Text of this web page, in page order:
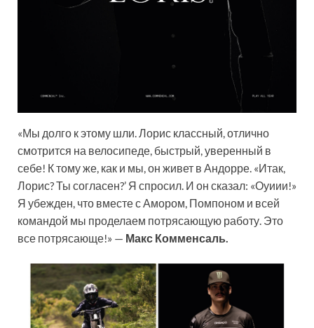
«Мы долго к этому шли. Лорис классный, отлично
смотрится на велосипеде, быстрый, уверенный в
себе! К тому же, как и мы, он живет в Андорре. «Итак,
Лорис? Ты согласен?’ Я спросил. И он сказал: «Оуиии!»
Я убежден, что вместе с Амором, Помпоном и всей
командой мы проделаем потрясающую работу. Это
все потрясающе!» — Макс Комменсаль.